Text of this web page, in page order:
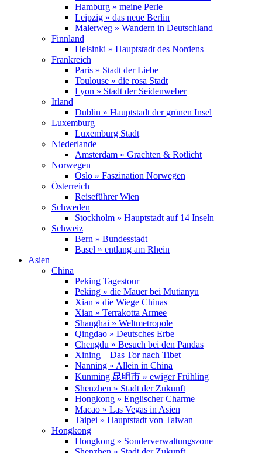
Hamburg » meine Perle
Leipzig » das neue Berlin
Malerweg » Wandern in Deutschland
Finnland
Helsinki » Hauptstadt des Nordens
Frankreich
Paris » Stadt der Liebe
Toulouse » die rosa Stadt
Lyon » Stadt der Seidenweber
Irland
Dublin » Hauptstadt der grünen Insel
Luxemburg
Luxemburg Stadt
Niederlande
Amsterdam » Grachten & Rotlicht
Norwegen
Oslo » Faszination Norwegen
Österreich
Reiseführer Wien
Schweden
Stockholm » Hauptstadt auf 14 Inseln
Schweiz
Bern » Bundesstadt
Basel » entlang am Rhein
Asien
China
Peking Tagestour
Peking » die Mauer bei Mutianyu
Xian » die Wiege Chinas
Xian » Terrakotta Armee
Shanghai » Weltmetropole
Qingdao » Deutsches Erbe
Chengdu » Besuch bei den Pandas
Xining – Das Tor nach Tibet
Nanning » Allein in China
Kunming 昆明市 » ewiger Frühling
Shenzhen » Stadt der Zukunft
Hongkong » Englischer Charme
Macao » Las Vegas in Asien
Taipei » Hauptstadt von Taiwan
Hongkong
Hongkong » Sonderverwaltungszone